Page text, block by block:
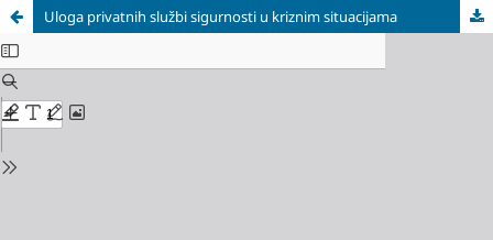
Uloga privatnih službi sigurnosti u kriznim situacijama